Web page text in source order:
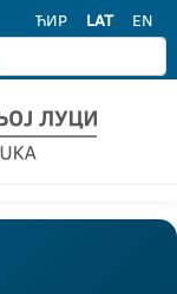
ЋИР LAT EN